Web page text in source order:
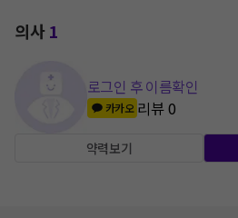
의사1
로그인 후 이름확인
카카오 리뷰0
약력보기